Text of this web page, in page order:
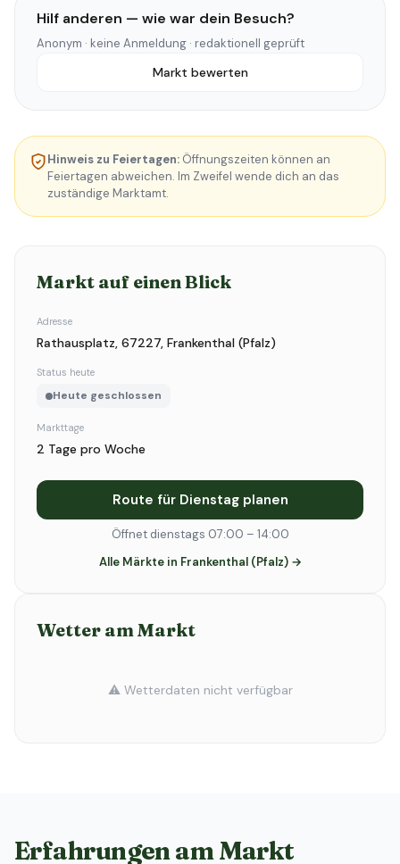
Hilf anderen — wie war dein Besuch?
Anonym · keine Anmeldung · redaktionell geprüft
Markt bewerten
Hinweis zu Feiertagen: Öffnungszeiten können an
Feiertagen abweichen. Im Zweifel wende dich an das
zuständige Marktamt.
Markt auf einen Blick
Adresse
Rathausplatz, 67227, Frankenthal (Pfalz)
Status heute
Heute geschlossen
Markttage
2 Tage pro Woche
Route für Dienstag planen
Öffnet dienstags 07:00 – 14:00
Alle Märkte in Frankenthal (Pfalz) →
Wetter am Markt
⚠️ Wetterdaten nicht verfügbar
Erfahrungen am Markt